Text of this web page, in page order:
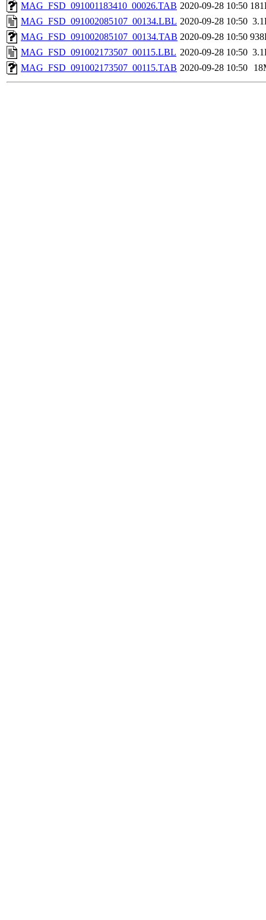
MAG_FSD_091001183410_00026.TAB 2020-09-28 10:50
MAG_FSD_091002085107_00134.LBL 2020-09-28 10:50
MAG_FSD_091002085107_00134.TAB 2020-09-28 10:50
MAG_FSD_091002173507_00115.LBL 2020-09-28 10:50
MAG_FSD_091002173507_00115.TAB 2020-09-28 10:50